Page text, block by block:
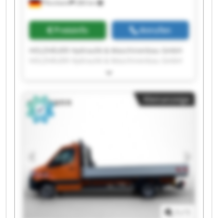
Pforzheim 280 km
Preisinfo Anrufen
HOLZHÄUER Hydraulik & Maschinenbau GmbH
HOLZHÄUER Hydraulik & Maschinenbau GmbH
HOLZHÄUER Hydraulik & Maschinenbau GmbH
HOLZHÄUER Hydraulik & Maschinenbau GmbH
HOLZHÄUER Hydraulik & Maschinenbau GmbH
HOLZHÄUER Hydraulik & Maschinenbau GmbH
HOLZHÄUER Hydraulik & Maschinenbau GmbH
HOLZHÄUER Hydraulik & Maschinenbau GmbH
HOLZHÄUER Hydraulik & Maschinenbau GmbH
HOLZHÄUER Hydraulik & Maschinenbau GmbH
HOLZHÄUER Hydraulik & Maschinenbau GmbH
HOLZHÄUER Hydraulik & Maschinenbau GmbH
HOLZHÄUER Hydraulik & Maschinenbau GmbH
HOLZHÄUER Hydraulik & Maschinenbau GmbH
Kleinanzeige